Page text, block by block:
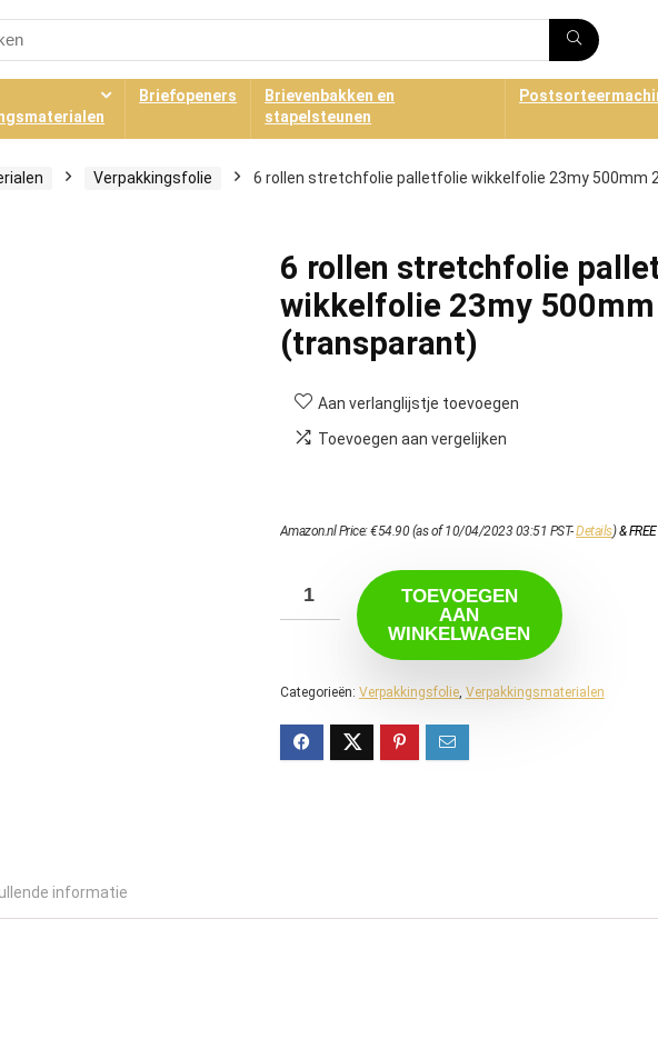
Briefopeners
Brievenbakken en
stapelsteunen
Verpakkingsfolie
6 rollen stretchfolie palletfolie wikkelfolie 23my 500mm
6 rollen stretchfolie
wikkelfolie 23my
(transparant)
Aan verlanglijstje toevoegen
Toevoegen aan vergelijken
Amazon.nl Price:€54.90(as of 10/04/2023 03:51 PST-Details)&
TOEVOEGEN
AAN
WINKELWAGEN
Categorieën: Verpakkingsfolie, Verpakkingsmaterialen
informatie